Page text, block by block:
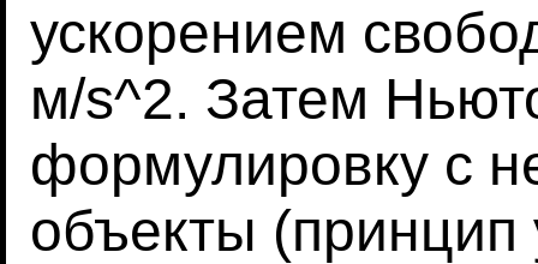
ускорением
м/s^2. Затем
формулировку с
объекты (принцип